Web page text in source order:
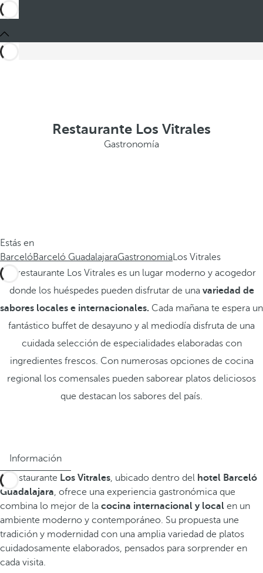
Restaurante Los Vitrales
Gastronomía
Estás en
BarcelóBarceló GuadalajaraGastronomiaLos Vitrales
El restaurante Los Vitrales es un lugar moderno y acogedor
donde los huéspedes pueden disfrutar de una variedad de
sabores locales e internacionales. Cada mañana te espera un
fantástico buffet de desayuno y al mediodía disfruta de una
cuidada selección de especialidades elaboradas con
ingredientes frescos. Con numerosas opciones de cocina
regional los comensales pueden saborear platos deliciosos
que destacan los sabores del país.
Información
El restaurante Los Vitrales, ubicado dentro del hotel Barceló
Guadalajara, ofrece una experiencia gastronómica que
combina lo mejor de la cocina internacional y local en un
ambiente moderno y contemporáneo. Su propuesta une
tradición y modernidad con una amplia variedad de platos
cuidadosamente elaborados, pensados para sorprender en
cada visita.